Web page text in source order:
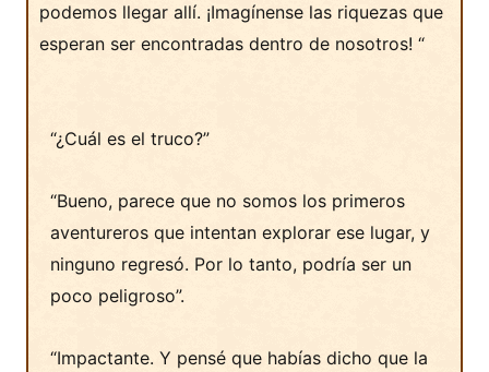
podemos llegar allí. ¡Imagínense las riquezas que
esperan ser encontradas dentro de nosotros! “
“¿Cuál es el truco?”
“Bueno, parece que no somos los primeros
aventureros que intentan explorar ese lugar, y
ninguno regresó. Por lo tanto, podría ser un
poco peligroso”.
“Impactante. Y pensé que habías dicho que la